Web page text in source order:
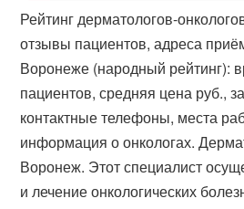
Рейтинг дерматологов-
отзывы пациентов, адреса
Воронеже (народный рейтинг):
пациентов, средняя цена руб.,
контактные телефоны, места
информация о онкологах.
Воронеж. Этот специалист
и лечение онкологических